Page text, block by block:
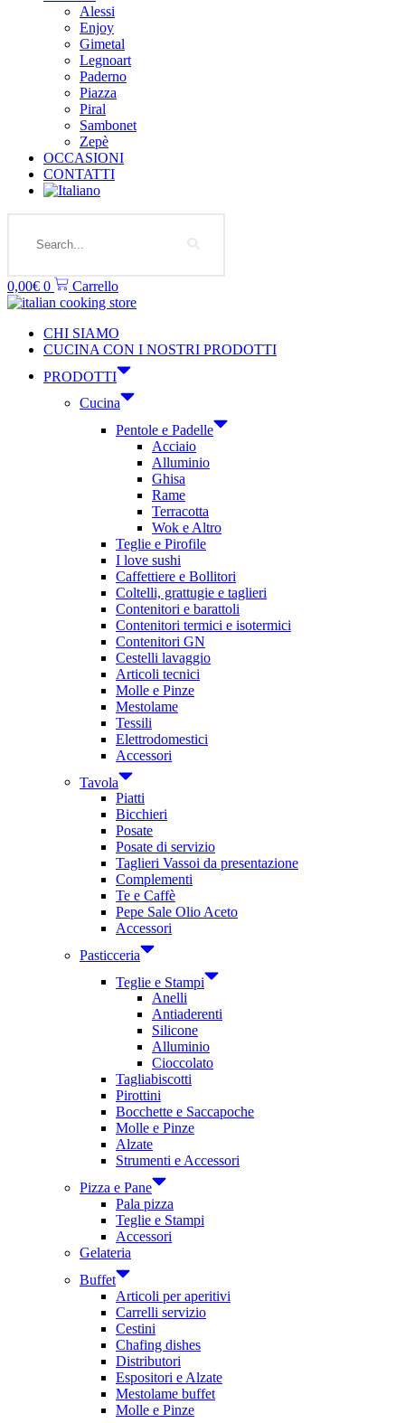
Alessi
Enjoy
Gimetal
Legnoart
Paderno
Piazza
Piral
Sambonet
Zepè
OCCASIONI
CONTATTI
0,00€ 0 Carrello
CHI SIAMO
CUCINA CON I NOSTRI PRODOTTI
PRODOTTI
Cucina
Pentole e Padelle
Acciaio
Alluminio
Ghisa
Rame
Terracotta
Wok e Altro
Teglie e Pirofile
I love sushi
Caffettiere e Bollitori
Coltelli, grattugie e taglieri
Contenitori e barattoli
Contenitori termici e isotermici
Contenitori GN
Cestelli lavaggio
Articoli tecnici
Molle e Pinze
Mestolame
Tessili
Elettrodomestici
Accessori
Tavola
Piatti
Bicchieri
Posate
Posate di servizio
Taglieri Vassoi da presentazione
Complementi
Te e Caffè
Pepe Sale Olio Aceto
Accessori
Pasticceria
Teglie e Stampi
Anelli
Antiaderenti
Silicone
Alluminio
Cioccolato
Tagliabiscotti
Pirottini
Bocchette e Saccapoche
Molle e Pinze
Alzate
Strumenti e Accessori
Pizza e Pane
Pala pizza
Teglie e Stampi
Accessori
Gelateria
Buffet
Articoli per aperitivi
Carrelli servizio
Cestini
Chafing dishes
Distributori
Espositori e Alzate
Mestolame buffet
Molle e Pinze